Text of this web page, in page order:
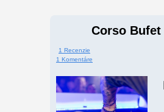
Corso Bufet
1 Recenzie
1 Komentáre